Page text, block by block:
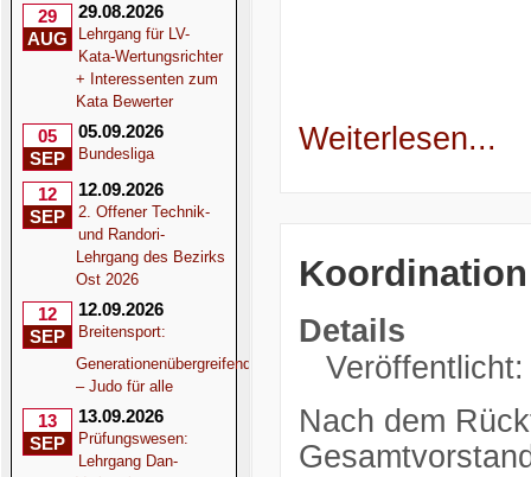
29
AUG
29.08.2026
Lehrgang für LV-
Kata-Wertungsrichter
+ Interessenten zum
Kata Bewerter
05
SEP
05.09.2026
Bundesliga
12
SEP
12.09.2026
2. Offener Technik-
und Randori-
Lehrgang des Bezirks
Ost 2026
12
SEP
12.09.2026
Breitensport:
Generationenübergreifend
– Judo für alle
13
SEP
13.09.2026
Prüfungswesen:
Lehrgang Dan-
Weiterlesen...
Details
Nach dem